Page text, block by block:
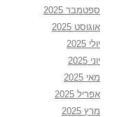
ספטמבר 2025
אוגוסט 2025
יולי 2025
יוני 2025
מאי 2025
אפריל 2025
מרץ 2025